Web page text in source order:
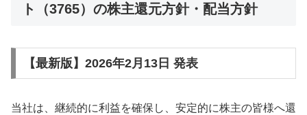
ト（3765）の株主還元方針・配当方針
【最新版】2026年2月13日 発表
当社は、継続的に利益を確保し、安定的に株主の皆様へ還